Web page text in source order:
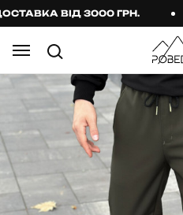
ВІД 3000 ГРН.